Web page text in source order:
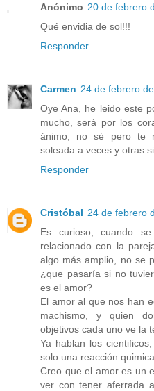
Anónimo 20 de febrero
Qué envidia de sol!!!
Responder
Carmen 24 de febrero
Oye Ana, he leido este
mucho, será por los
ánimo, no sé pero te
soleada a veces y otras
Responder
Cristóbal 24 de febrero
Es curioso, cuando
relacionado con la
algo más amplio, no se
¿que pasaría si no
es el amor?
El amor al que nos han
machismo, y quien
objetivos cada uno ve la
Ya hablan los
solo una reacción quimica.
Creo que el amor es un
ver con tener aferrada